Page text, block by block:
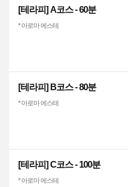
[테라피] A코스 - 60분
* 아로마 에스테
[테라피] B코스 - 80분
* 아로마 에스테
[테라피] C코스 - 100분
* 아로마 에스테